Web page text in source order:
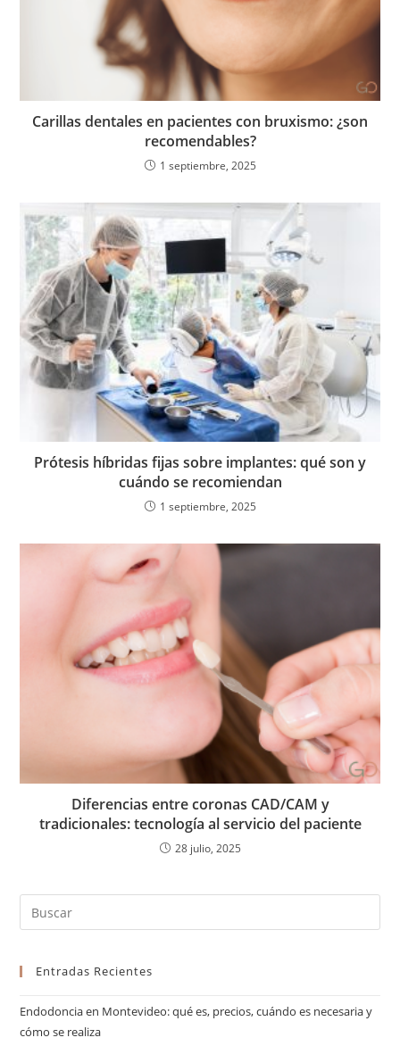
Carillas dentales en pacientes con bruxismo: ¿son
recomendables?
1 septiembre, 2025
Prótesis híbridas fijas sobre implantes: qué son y
cuándo se recomiendan
1 septiembre, 2025
Diferencias entre coronas CAD/CAM y
tradicionales: tecnología al servicio del paciente
28 julio, 2025
Entradas Recientes
Endodoncia en Montevideo: qué es, precios, cuándo es necesaria y
cómo se realiza